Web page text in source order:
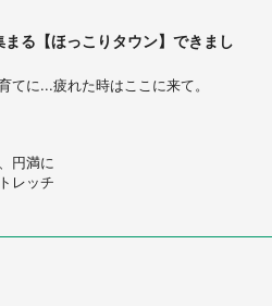
る【ほっこりタウン】できまし
てに...疲れた時はここに来て。
円満に
レッチ